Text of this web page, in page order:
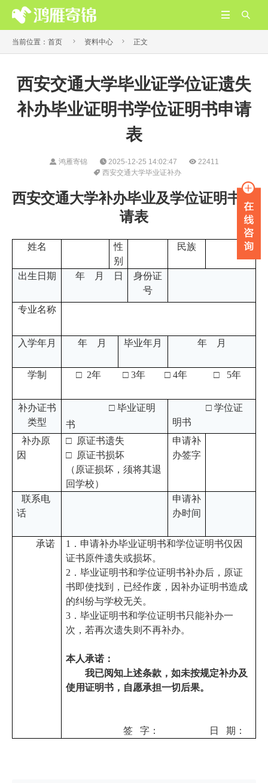


当前位置： 首页  资料中心  正文
西安交通大学毕业证学位证遗失
补办毕业证明书学位证明书申请
表
鸿雁寄锦 2025-12-25 14:02:47
22411
西安交通大学毕业证补办
西安交通大学补办毕业及学位证明书申
请表
姓名
性
别
民族
出生日期 年 月 日
身份证
号
专业名称
入学年月 年 月 毕业年月 年 月
学制 □ 2年 □ 3年 □ 4年 □ 5年
补办证书
类型
□ 毕业证明
书
□ 学位证
明书
补办原
因
□ 原证书遗失
□ 原证书损坏
（原证损坏，须将其退
回学校）
申请补
办签字
联系电
话
申请补
办时间
承诺 1． 申请补办毕业证明书和学位证明书仅因
证书原件遗失或损坏。
2． 毕业证明书和学位证明书补办后，原证
书即使找到，已经作废，因补办证明书造成
的纠纷与学校无关。
3． 毕业证明书和学位证明书只能补办一
次，若再次遗失则不再补办。
本人承诺：
我已阅知上述条款，如未按规定补办及
使用证明书，自愿承担一切后果。
签 字： 日 期：